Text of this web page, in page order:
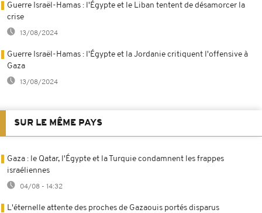
Guerre Israël-Hamas : l'Égypte et le Liban tentent de désamorcer la
crise
13/08/2024
Guerre Israël-Hamas : l'Égypte et la Jordanie critiquent l'offensive à
Gaza
13/08/2024
SUR LE MÊME PAYS
Gaza : le Qatar, l'Égypte et la Turquie condamnent les frappes
israéliennes
04/08 - 14:32
L'éternelle attente des proches de Gazaouis portés disparus